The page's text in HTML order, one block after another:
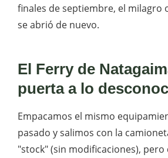
finales de septiembre, el milagro
se abrió de nuevo.
El Ferry de
puerta a lo
Empacamos el mismo
pasado y salimos con la
"stock" (sin modificaciones), pero